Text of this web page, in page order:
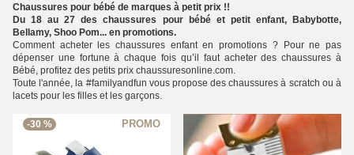
Chaussures pour bébé de marques à petit prix !!
Du 18 au 27 des chaussures pour bébé et petit enfant, Babybotte,
Bellamy, Shoo Pom... en promotions.
Comment acheter les chaussures enfant en promotions ? Pour ne pas
dépenser une fortune à chaque fois qu’il faut acheter des chaussures à
Bébé, profitez des petits prix chaussuresonline.com.
Toute l'année, la #familyandfun vous propose des chaussures à scratch ou à
lacets pour les filles et les garçons.
-30 %